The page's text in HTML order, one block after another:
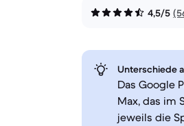
4,5/5
Unterschiede
Das Google
Max, das im
jeweils die